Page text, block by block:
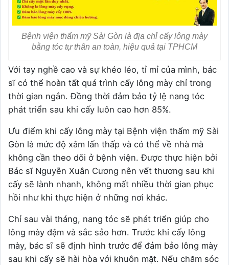
Bệnh viện thẩm mỹ Sài Gòn là địa chỉ cấy lông mày
bằng tóc tự thân an toàn, hiệu quả tại TPHCM
Với tay nghề cao và sự khéo léo, tỉ mỉ của mình, bác
sĩ có thể hoàn tất quá trình cấy lông mày chỉ trong
thời gian ngắn. Đồng thời đảm bảo tỷ lệ nang tóc
phát triển sau khi cấy luôn cao hơn 85%.
Ưu điểm khi cấy lông mày tại Bệnh viện thẩm mỹ Sài
Gòn là mức độ xâm lấn thấp và có thể về nhà mà
không cần theo dõi ở bệnh viện. Được thực hiện bởi
Bác sĩ Nguyễn Xuân Cương nên vết thương sau khi
cấy sẽ lành nhanh, không mất nhiều thời gian phục
hồi như khi thực hiện ở những nơi khác.
Chỉ sau vài tháng, nang tóc sẽ phát triển giúp cho
lông mày đậm và sắc sảo hơn. Trước khi cấy lông
mày, bác sĩ sẽ định hình trước để đảm bảo lông mày
sau khi cấy sẽ hài hòa với khuôn mặt. Nếu chăm sóc